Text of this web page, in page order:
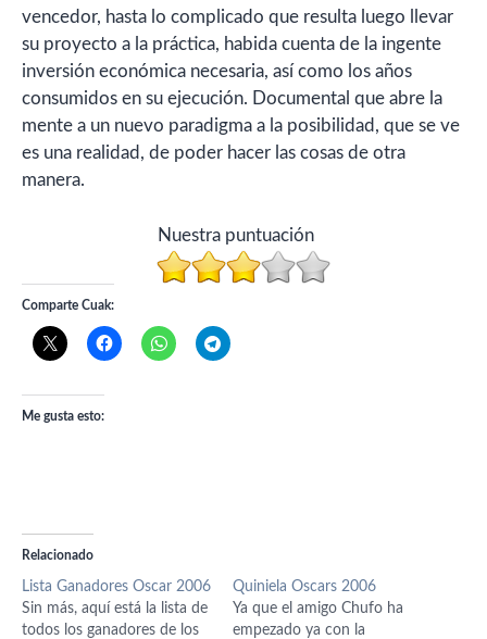
vencedor, hasta lo complicado que resulta luego llevar
su proyecto a la práctica, habida cuenta de la ingente
inversión económica necesaria, así como los años
consumidos en su ejecución. Documental que abre la
mente a un nuevo paradigma a la posibilidad, que se ve
es una realidad, de poder hacer las cosas de otra
manera.
Nuestra puntuación
Comparte Cuak:
Me gusta esto:
Relacionado
Lista Ganadores Oscar 2006
Sin más, aquí está la lista de
todos los ganadores de los
Quiniela Oscars 2006
Ya que el amigo Chufo ha
empezado ya con la